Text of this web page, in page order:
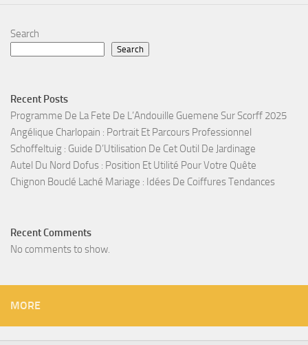
Search
Search
Recent Posts
Programme De La Fete De L’Andouille Guemene Sur Scorff 2025
Angélique Charlopain : Portrait Et Parcours Professionnel
Schoffeltuig : Guide D’Utilisation De Cet Outil De Jardinage
Autel Du Nord Dofus : Position Et Utilité Pour Votre Quête
Chignon Bouclé Laché Mariage : Idées De Coiffures Tendances
Recent Comments
No comments to show.
MORE